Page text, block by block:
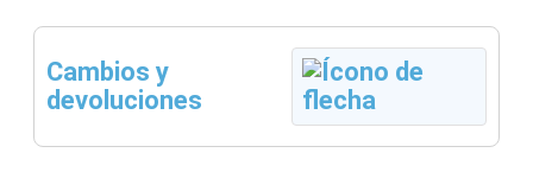
Cambios y
devoluciones